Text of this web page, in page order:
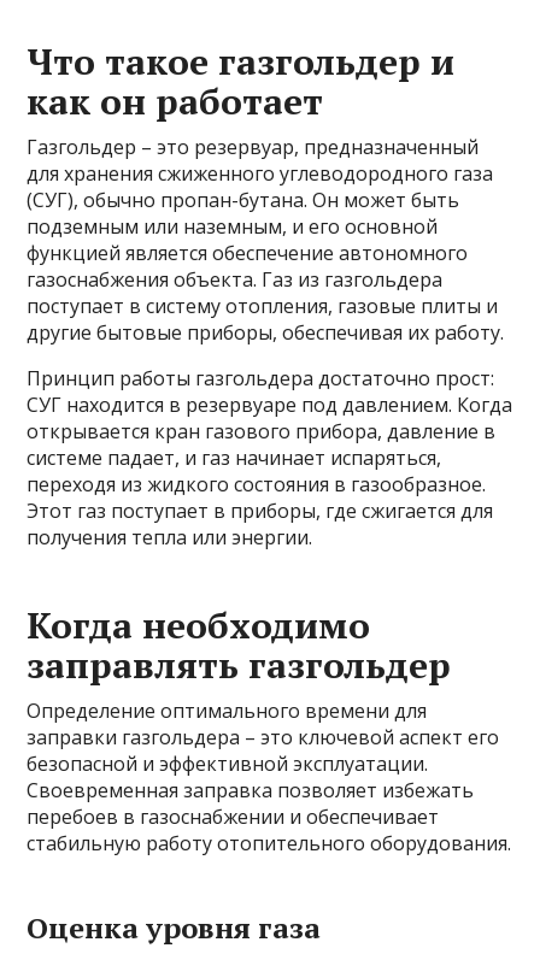
Что такое газгольдер и
как он работает
Газгольдер – это резервуар, предназначенный
для хранения сжиженного углеводородного газа
(СУГ), обычно пропан-бутана. Он может быть
подземным или наземным, и его основной
функцией является обеспечение автономного
газоснабжения объекта. Газ из газгольдера
поступает в систему отопления, газовые плиты и
другие бытовые приборы, обеспечивая их работу.
Принцип работы газгольдера достаточно прост:
СУГ находится в резервуаре под давлением. Когда
открывается кран газового прибора, давление в
системе падает, и газ начинает испаряться,
переходя из жидкого состояния в газообразное.
Этот газ поступает в приборы, где сжигается для
получения тепла или энергии.
Когда необходимо
заправлять газгольдер
Определение оптимального времени для
заправки газгольдера – это ключевой аспект его
безопасной и эффективной эксплуатации.
Своевременная заправка позволяет избежать
перебоев в газоснабжении и обеспечивает
стабильную работу отопительного оборудования.
Оценка уровня газа